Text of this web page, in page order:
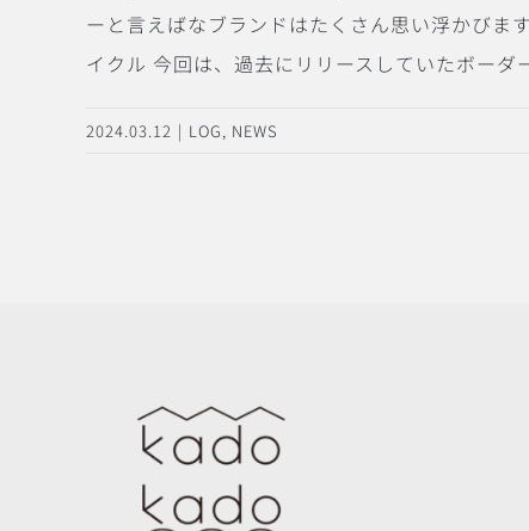
ーと言えばなブランドはたくさん思い浮かびま
イクル 今回は、過去にリリースしていたボー
2024.03.12 | LOG, NEWS